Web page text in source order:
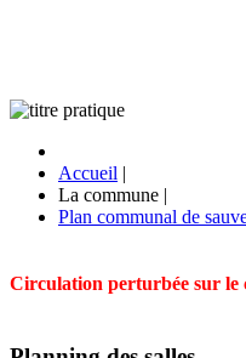
Accueil |
La commune |
Plan communal de
Circulation perturbée sur le